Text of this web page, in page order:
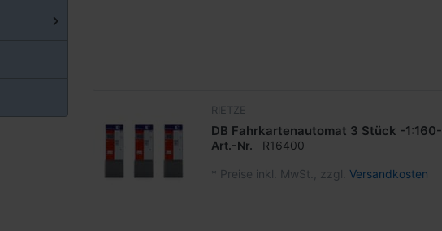
RIETZE
DB Fahrkartenautomat 3 Stück -1:160-
Art.-Nr. R16400
* Preise inkl. MwSt., zzgl. Versandkosten